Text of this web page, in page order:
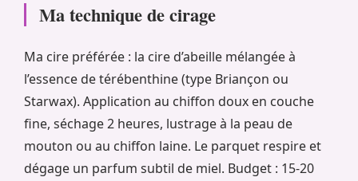
Ma technique de cirage
Ma cire préférée : la cire d’abeille mélangée à
l’essence de térébenthine (type Briançon ou
Starwax). Application au chiffon doux en couche
fine, séchage 2 heures, lustrage à la peau de
mouton ou au chiffon laine. Le parquet respire et
dégage un parfum subtil de miel. Budget : 15-20